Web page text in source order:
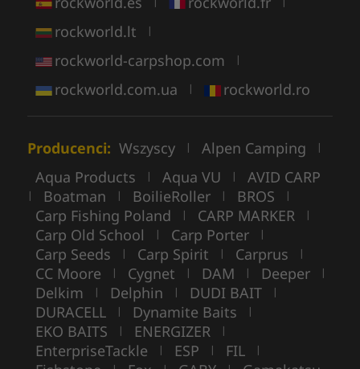
rockworld.lt |
rockworld-carpshop.com |
rockworld.com.ua | rockworld.ro
Producenci: Wszyscy | Alpen Camping |
Aqua Products | Aqua VU | AVID CARP
| Boatman | BoilieRoller | BROS |
Carp Fishing Poland | CARP MARKER |
Carp Old School | Carp Porter |
Carp Seeds | Carp Spirit | Carprus |
CC Moore | Cygnet | DAM | Deeper |
Delkim | Delphin | DUDI BAIT |
DURACELL | Dynamite Baits |
EKO BAITS | ENERGIZER |
EnterpriseTackle | ESP | FIL |